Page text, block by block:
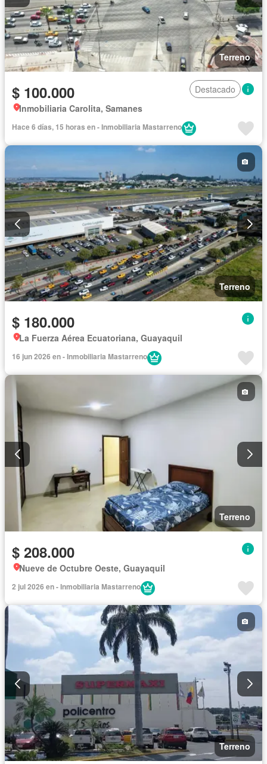
Terreno
$ 100.000
Destacado
Inmobiliaria Carolita, Samanes
Hace 6 días, 15 horas en - Inmobiliaria Mastarreno
Terreno
$ 180.000
La Fuerza Aérea Ecuatoriana, Guayaquil
16 jun 2026 en - Inmobiliaria Mastarreno
Terreno
$ 208.000
Nueve de Octubre Oeste, Guayaquil
2 jul 2026 en - Inmobiliaria Mastarreno
Terreno